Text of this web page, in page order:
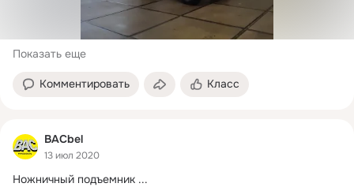
Показать еще
Комментировать Класс
BACbel
13 июл 2020
Ножничный подъемник ...